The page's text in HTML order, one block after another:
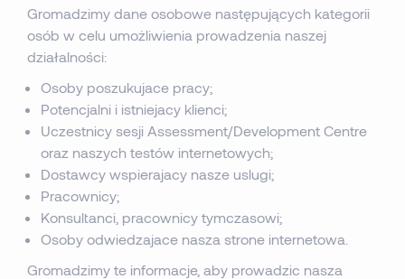
Gromadzimy dane osobowe następujących kategorii
osób w celu umożliwienia prowadzenia naszej
działalności:
Osoby poszukujace pracy;
Potencjalni i istniejacy klienci;
Uczestnicy sesji Assessment/Development Centre
oraz naszych testów internetowych;
Dostawcy wspierajacy nasze uslugi;
Pracownicy;
Konsultanci, pracownicy tymczasowi;
Osoby odwiedzajace nasza strone internetowa.
Gromadzimy te informacje, aby prowadzic nasza